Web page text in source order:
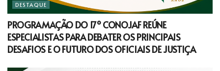
DESTAQUE
PROGRAMAÇÃO DO 17º CONOJAF REÚNE
ESPECIALISTAS PARA DEBATER OS PRINCIPAIS
DESAFIOS E O FUTURO DOS OFICIAIS DE JUSTIÇA